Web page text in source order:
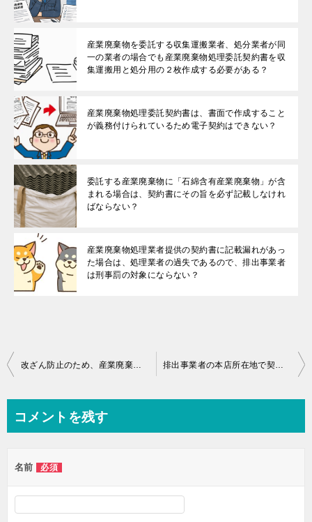
産業廃棄物を委託する収集運搬業者、処分業者が同
一の業者の場合でも産業廃棄物処理委託契約書を収
集運搬用と処分用の２枚作成する必要がある？
産業廃棄物処理委託契約書は、書面で作成すること
が義務付けられているため電子契約はできない？
委託する産業廃棄物に「石綿含有産業廃棄物」が含
まれる場合は、契約書にその旨を必ず記載しなけれ
ばならない？
産業廃棄物処理業者提供の契約書に記載漏れがあっ
た場合は、処理業者の過失であるので、排出事業者
は刑事罰の対象にならない？
投
ビ
ー
シ
ョ
コメントを残す
名前 必須